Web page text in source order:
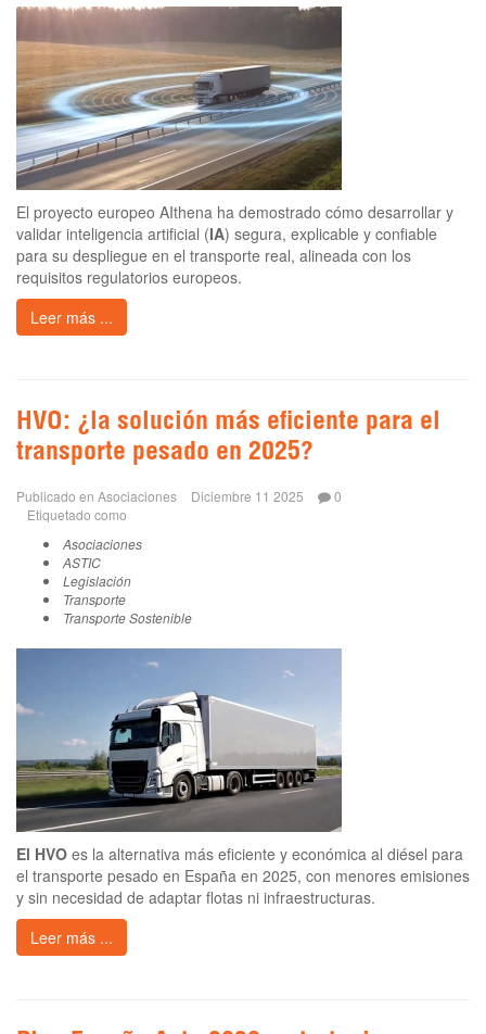
El proyecto europeo AIthena ha demostrado cómo desarrollar y
validar inteligencia artificial (IA) segura, explicable y confiable
para su despliegue en el transporte real, alineada con los
requisitos regulatorios europeos.
Leer más ...
HVO: ¿la solución más eficiente para el
transporte pesado en 2025?
Publicado en Asociaciones Diciembre 11 2025
0
Etiquetado como
Asociaciones
ASTIC
Legislación
Transporte
Transporte Sostenible
El HVO es la alternativa más eficiente y económica al diésel para
el transporte pesado en España en 2025, con menores emisiones
y sin necesidad de adaptar flotas ni infraestructuras.
Leer más ...